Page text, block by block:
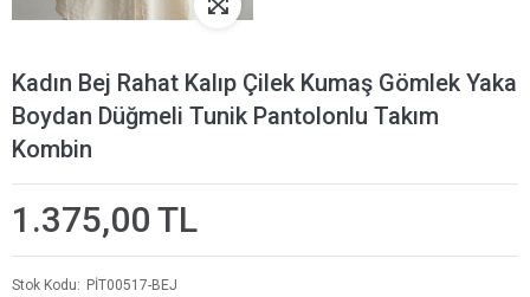
Kadın Bej Rahat Kalıp Çilek Kumaş Gömlek Yaka
Boydan Düğmeli Tunik Pantolonlu Takım
Kombin
1.375,00 TL
Stok Kodu
PİT00517-BEJ